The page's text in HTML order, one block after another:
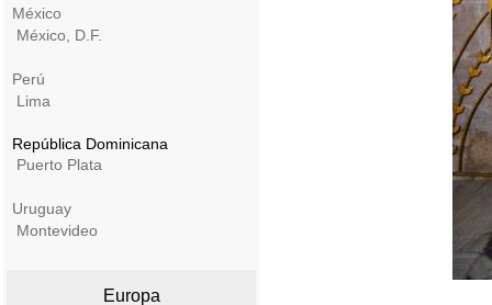
México
México, D.F.
Perú
Lima
República Dominicana
Puerto Plata
Uruguay
Montevideo
Europa